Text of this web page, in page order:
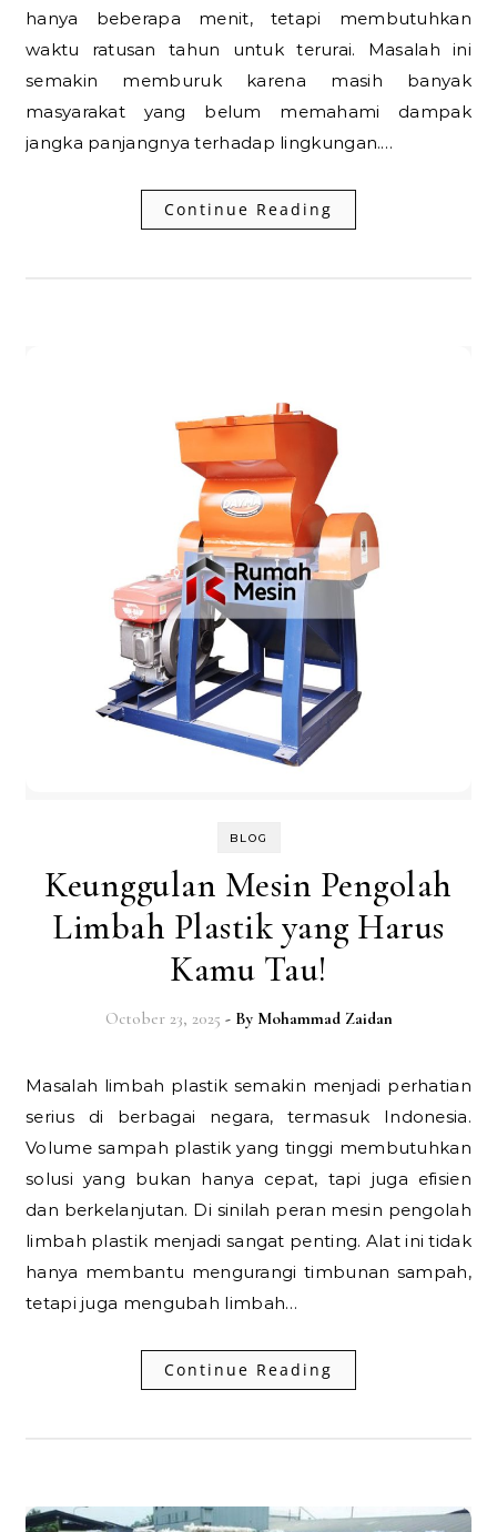
hanya beberapa menit, tetapi membutuhkan
waktu ratusan tahun untuk terurai. Masalah ini
semakin memburuk karena masih banyak
masyarakat yang belum memahami dampak
jangka panjangnya terhadap lingkungan.…
Continue Reading
BLOG
Keunggulan Mesin Pengolah
Limbah Plastik yang Harus
Kamu Tau!
October 23, 2025 - By Mohammad Zaidan
Masalah limbah plastik semakin menjadi perhatian
serius di berbagai negara, termasuk Indonesia.
Volume sampah plastik yang tinggi membutuhkan
solusi yang bukan hanya cepat, tapi juga efisien
dan berkelanjutan. Di sinilah peran mesin pengolah
limbah plastik menjadi sangat penting. Alat ini tidak
hanya membantu mengurangi timbunan sampah,
tetapi juga mengubah limbah…
Continue Reading